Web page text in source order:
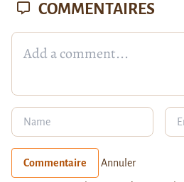
COMMENTAIRES
Commentaire Annuler